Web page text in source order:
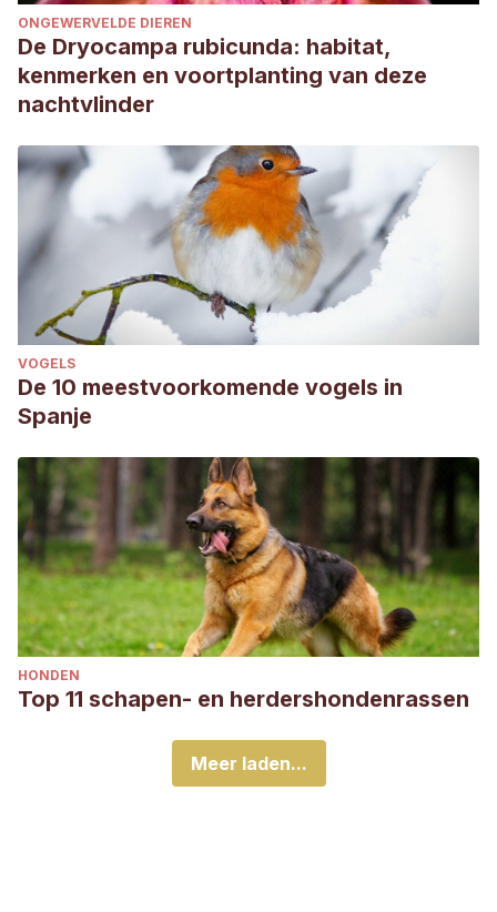
ONGEWERVELDE DIEREN
De Dryocampa rubicunda: habitat,
kenmerken en voortplanting van deze
nachtvlinder
VOGELS
De 10 meestvoorkomende vogels in
Spanje
HONDEN
Top 11 schapen- en herdershondenrassen
Meer laden...